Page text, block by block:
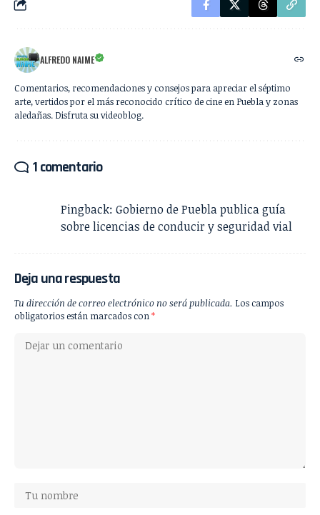
ALFREDO NAIME
Comentarios, recomendaciones y consejos para apreciar el séptimo
arte, vertidos por el más reconocido crítico de cine en Puebla y zonas
aledañas. Disfruta su videoblog.
1 comentario
Pingback: Gobierno de Puebla publica guía
sobre licencias de conducir y seguridad vial
Deja una respuesta
Tu dirección de correo electrónico no será publicada. Los campos
obligatorios están marcados con*